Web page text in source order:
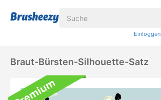
Einloggen
Braut-Bürsten-Silhouette-Satz